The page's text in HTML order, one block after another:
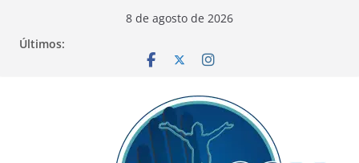
8 de agosto de 2026
Últimos: